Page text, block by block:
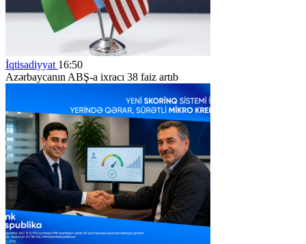
İqtisadiyyat 16:50
Azərbaycanın ABŞ-a ixracı 38 faiz artıb